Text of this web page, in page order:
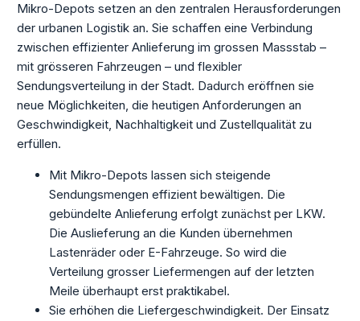
Mikro-Depots setzen an den zentralen Herausforderungen
der urbanen Logistik an. Sie schaffen eine Verbindung
zwischen effizienter Anlieferung im grossen Massstab –
mit grösseren Fahrzeugen – und flexibler
Sendungsverteilung in der Stadt. Dadurch eröffnen sie
neue Möglichkeiten, die heutigen Anforderungen an
Geschwindigkeit, Nachhaltigkeit und Zustellqualität zu
erfüllen.
Mit Mikro-Depots lassen sich steigende
Sendungsmengen effizient bewältigen. Die
gebündelte Anlieferung erfolgt zunächst per LKW.
Die Auslieferung an die Kunden übernehmen
Lastenräder oder E-Fahrzeuge. So wird die
Verteilung grosser Liefermengen auf der letzten
Meile überhaupt erst praktikabel.
Sie erhöhen die Liefergeschwindigkeit. Der Einsatz